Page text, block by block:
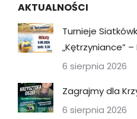
AKTUALNOŚCI
Turnieje
„Kętrzyniance” –
6 sierpnia 2026
Zagrajmy dla
6 sierpnia 2026